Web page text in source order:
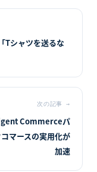
Tシャツを送るな
次の記事 →
Commerceパ
マースの実用化が
加速